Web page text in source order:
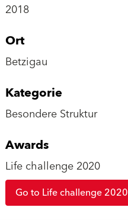
2018
Ort
Betzigau
Kategorie
Besondere Struktur
Awards
Life challenge 2020
Go to Life challenge 2020